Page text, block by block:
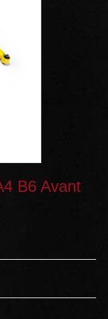
B6 Avant